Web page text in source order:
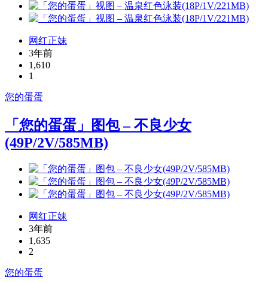
网红正妹
3年前
1,610
1
您的蛋蛋
「您的蛋蛋」图包 – 不良少女
(49P/2V/585MB)
网红正妹
3年前
1,635
2
您的蛋蛋